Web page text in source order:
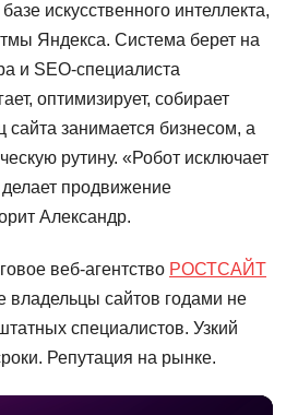
искусственного интеллекта,
Яндекса. Система берет на
и SEO-специалиста
оптимизирует, собирает
сайта занимается бизнесом, а
рутину. «Робот исключает
продвижение
Александр.
веб-агентство РОСТСАЙТ
владельцы сайтов годами не
специалистов. Узкий
Репутация на рынке.